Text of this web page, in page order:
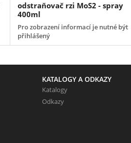
odstraňovač rzi MoS2 - spray
400ml
Pro zobrazení informací je nutné být
přihlášený
KATALOGY A ODKAZY
Katalogy
Odkazy